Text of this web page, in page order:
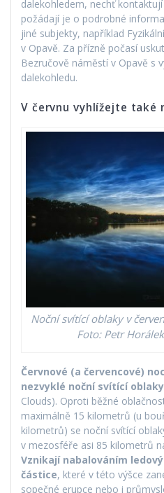
dalekohledem, nechť
požádají je o podrobné
jiné subjekty, například
v Opavě. Za přízně počasí
Bezručově náměstí v Opavě s
dalekohledu.
V červnu vyhlížejte také
Noční svítící oblaky v
Foto: Petr
Červnové (a červencové)
nezvyklé noční svítící oblaky
Clouds). Oproti běžné
maximálně 15 kilometrů (u
kilometrů) se noční svítící
v mezosféře asi 85 kilometrů
Vznikají nabalováním
částice, které v této výšce
sopečné erupce nebo i